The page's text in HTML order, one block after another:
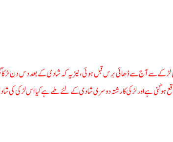
لڑکے سے آج سے ڈھائی برس قبل ہوئی، نیز یہ کہ شادی کے بعد دس دن لڑکا
ہو گئی ہے اور لڑکی کا رشتہ دوسری شادی کے لئے طے ہے کیا اس لڑکی